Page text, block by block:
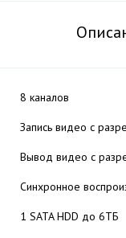
8 каналов
Запись видео с
Вывод видео с
Синхронное
1 SATA HDD до 6ТБ